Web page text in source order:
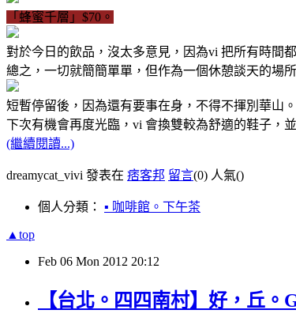
「蜂蜜千層」$70。
對於今日的飲品，沒太多意見，因為vi 把所有時間
總之，一切就簡簡單單，但作為一個休憩談天的場
短暫停留後，因為還有要事在身，不得不揮別華山。
下次有機會再度光臨，vi 會換雙較為舒適的鞋子，
(繼續閱讀...)
dreamycat_vivi 發表在 痞客邦 留言(0) 人氣()
個人分類： ▪ 咖啡館。下午茶
▲top
Feb 06 Mon 2012 20:12
【台北。四四南村】好，丘。